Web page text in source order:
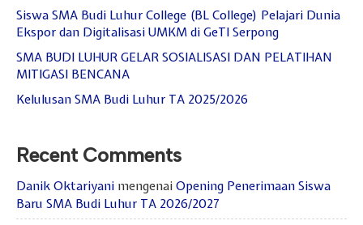
Siswa SMA Budi Luhur College (BL College) Pelajari Dunia
Ekspor dan Digitalisasi UMKM di GeTI Serpong
SMA BUDI LUHUR GELAR SOSIALISASI DAN PELATIHAN
MITIGASI BENCANA
Kelulusan SMA Budi Luhur TA 2025/2026
Recent Comments
Danik Oktariyani mengenai Opening Penerimaan Siswa
Baru SMA Budi Luhur TA 2026/2027